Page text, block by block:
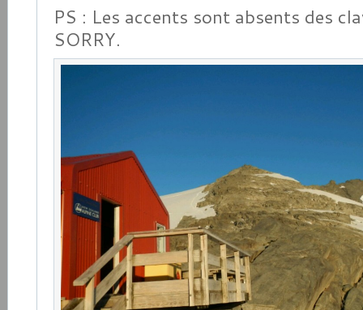
PS : Les accents sont absents des
SORRY.